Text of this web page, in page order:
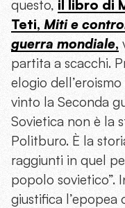
questo, il libro di
Teti, Miti e
guerra mondiale,
partita a scacchi.
elogio
vinto la Seconda
Sovietica non è la
Politburo. È la
raggiunti in quel
popolo sovietico”.
giustifica l’epopea